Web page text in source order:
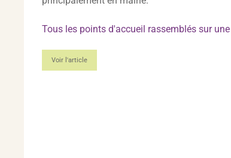
Tous les points d'accueil rassemblés sur
Voir l'article